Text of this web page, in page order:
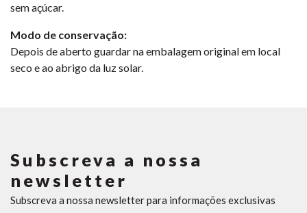
sem açúcar.
Modo de conservação:
Depois de aberto guardar na embalagem original em local
seco e ao abrigo da luz solar.
Subscreva a nossa
newsletter
Subscreva a nossa newsletter para informações exclusivas